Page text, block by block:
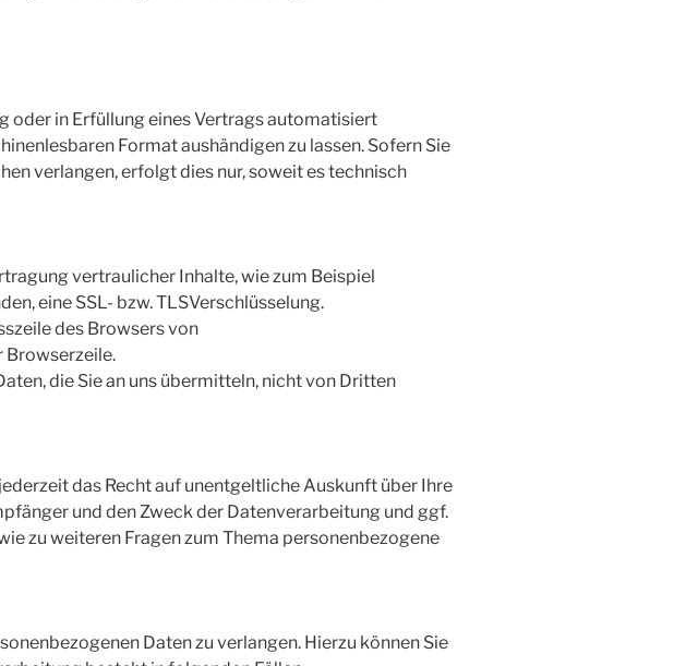
oder in Erfüllung eines Vertrags automatisiert
Format aushändigen zu lassen. Sofern Sie
verlangen, erfolgt dies nur, soweit es technisch
vertraulicher Inhalte, wie zum Beispiel
eine SSL- bzw. TLSVerschlüsselung.
des Browsers von
Browserzeile.
die Sie an uns übermitteln, nicht von Dritten
das Recht auf unentgeltliche Auskunft über Ihre
und den Zweck der Datenverarbeitung und ggf.
zu weiteren Fragen zum Thema personenbezogene
Daten zu verlangen. Hierzu können Sie